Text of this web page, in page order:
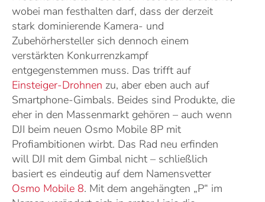
wobei man festhalten darf, dass der derzeit
stark dominierende Kamera- und
Zubehörhersteller sich dennoch einem
verstärkten Konkurrenzkampf
entgegenstemmen muss. Das trifft auf
Einsteiger-Drohnen zu, aber eben auch auf
Smartphone-Gimbals. Beides sind Produkte, die
eher in den Massenmarkt gehören – auch wenn
DJI beim neuen Osmo Mobile 8P mit
Profiambitionen wirbt. Das Rad neu erfinden
will DJI mit dem Gimbal nicht – schließlich
basiert es eindeutig auf dem Namensvetter
Osmo Mobile 8. Mit dem angehängten „P“ im